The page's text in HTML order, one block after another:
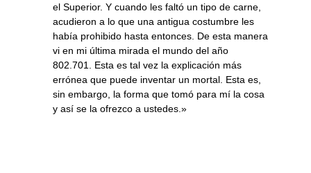
el Superior. Y cuando les faltó un tipo de carne,
acudieron a lo que una antigua costumbre les
había prohibido hasta entonces. De esta manera
vi en mi última mirada el mundo del año
802.701. Esta es tal vez la explicación más
errónea que puede inventar un mortal. Esta es,
sin embargo, la forma que tomó para mí la cosa
y así se la ofrezco a ustedes.»